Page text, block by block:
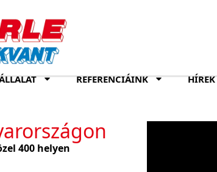
REFERENCIÁINK HÍREK
400 helyen